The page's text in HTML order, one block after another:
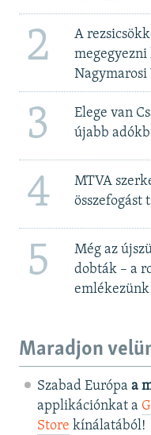
2
A
megegyezni
Nagymarosi
3
Elege van
újabb
4
MTVA
összefogást
5
Még az
dobták – a
emlékezünk
Maradjon
Szabad Európa a
applikációnkat a
Store kínálatából!